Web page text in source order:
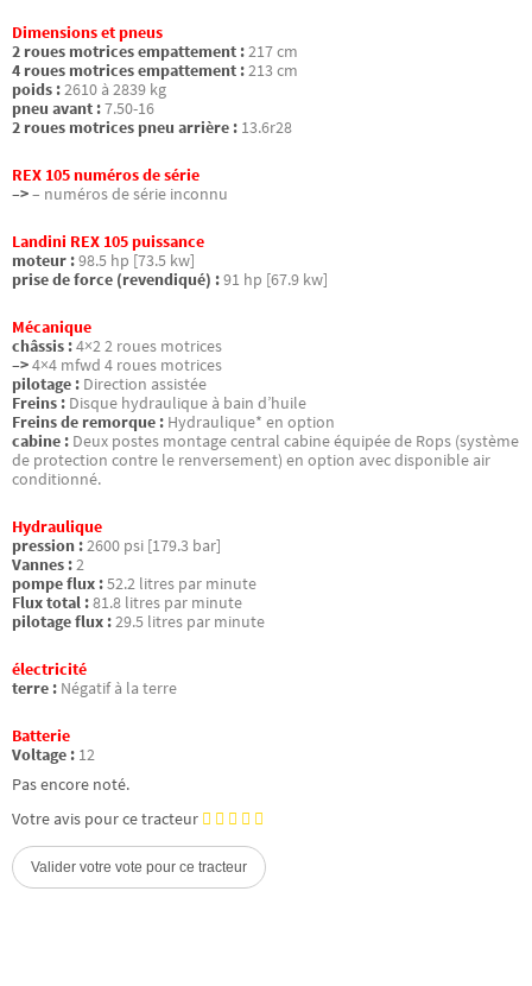
Dimensions et pneus
2 roues motrices empattement :217 cm
4 roues motrices empattement :213 cm
poids :2610 à 2839 kg
pneu avant :7.50-16
2 roues motrices pneu arrière : 13.6r28
REX 105 numéros de série
–>– numéros de série inconnu
Landini REX 105 puissance
moteur :98.5 hp [73.5 kw]
prise de force (revendiqué) :91 hp [67.9 kw]
Mécanique
châssis :4×2 2 roues motrices
–>4×4 mfwd 4 roues motrices
pilotage : Direction assistée
Freins : Disque hydraulique à bain d’huile
Freins de remorque : Hydraulique* en option
cabine : Deux postes montage central cabine équipée de Rops (système
de protection contre le renversement) en option avec disponible air
conditionné.
Hydraulique
pression :2600 psi [179.3 bar]
Vannes :2
pompe flux :52.2 litres par minute
Flux total :81.8 litres par minute
pilotage flux :29.5 litres par minute
électricité
terre : Négatif à la terre
Batterie
Voltage : 12
Pas encore noté.
Votre avis pour ce tracteur